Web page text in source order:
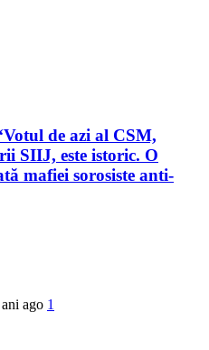
de azi al CSM,
SIIJ, este istoric. O
mafiei sorosiste anti-
ago 1